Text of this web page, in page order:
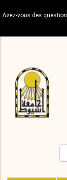
au
principal
Avez-vous des
décisions
Expatriés
Journal